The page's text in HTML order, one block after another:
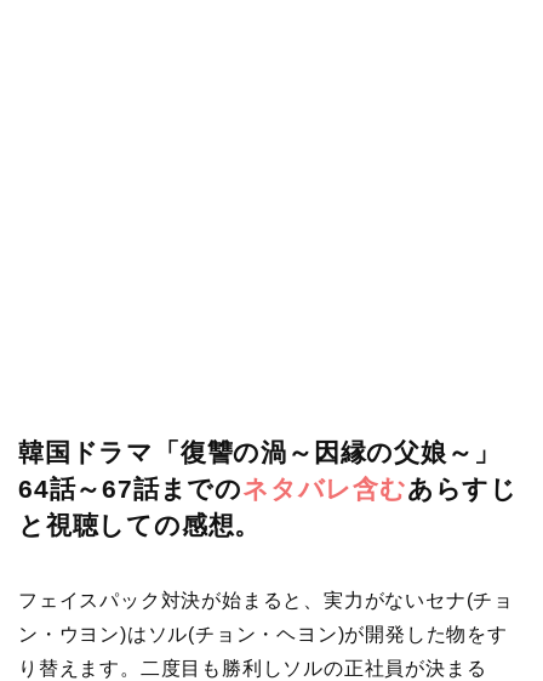
韓国ドラマ「復讐の渦～因縁の父娘～」
64話～67話までのネタバレ含むあらすじ
と視聴しての感想。
フェイスパック対決が始まると、実力がないセナ(チョ
ン・ウヨン)はソル(チョン・ヘヨン)が開発した物をす
り替えます。二度目も勝利しソルの正社員が決まる